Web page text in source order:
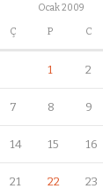
Ocak 2009
Ç P C
1 2
7 8 9
14 15 16
21 22 23